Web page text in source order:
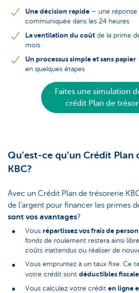
Une décision rapide – une réponse
communiquée dans les 24 heures
La ventilation du coût de la prime
mois
Un processus simple et sans papier
en quelques étapes
Faites une simulation
crédit Plan de
Qu’est-ce qu’un Crédit Plan
KBC?
Avec un Crédit Plan de trésorerie
de l'argent pour financer les primes
sont vos avantages?
Vous répartissez vos frais de
fonds de roulement restera ainsi
coûts inattendus ou réaliser de
Vous empruntez à un taux fixe. Ce
votre crédit sont déductibles
Vous calculez votre crédit en ligne